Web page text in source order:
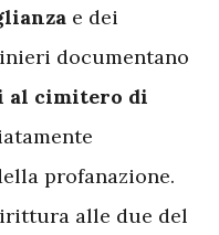
e dei
documentano
al cimitero di
profanazione.
alle due del